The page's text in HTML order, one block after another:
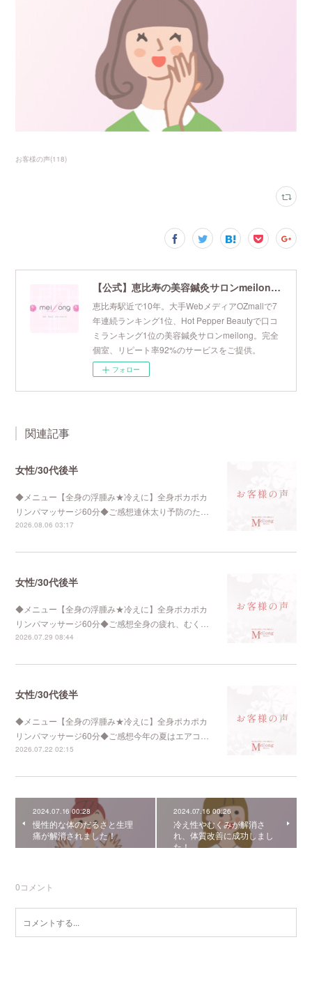
お客様の声(118)
【公式】恵比寿の美容鍼灸サロンmeilong｜ツボを押さえた針・お灸の治療で美容と健康を叶えます
恵比寿駅近で10年。大手WebメディアOZmallで7
年連続ランキング1位、Hot Pepper Beautyで口コ
ミランキング1位の美容鍼灸サロンmeilong。完全
個室、リピート率92%のサービスをご提供。
フォロー
関連記事
女性/30代後半
◆メニュー【全身の浮腫み★冷えに】全身ポカポカ
リンパマッサージ60分◆ご感想連休太り予防のた…
2026.08.06 03:17
女性/30代後半
◆メニュー【全身の浮腫み★冷えに】全身ポカポカ
リンパマッサージ60分◆ご感想全身の疲れ、むく…
2026.07.29 08:44
女性/30代後半
◆メニュー【全身の浮腫み★冷えに】全身ポカポカ
リンパマッサージ60分◆ご感想今年の夏はエアコ…
2026.07.22 02:15
2024.07.16 00:28
慢性的な体のだるさと生理
痛が解消されました！
2024.07.16 00:26
冷え性やむくみが解消さ
れ、体質改善に成功しまし
た！
0コメント